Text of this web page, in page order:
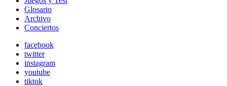
Glosario
Archivo
Conciertos
facebook
twitter
instagram
youtube
tiktok